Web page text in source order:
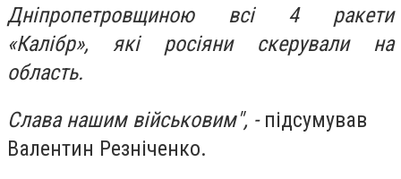
Дніпропетровщиною всі 4 ракети
«Калібр», які росіяни скерували на
область.
Слава нашим військовим", -підсумував
Валентин Резніченко.